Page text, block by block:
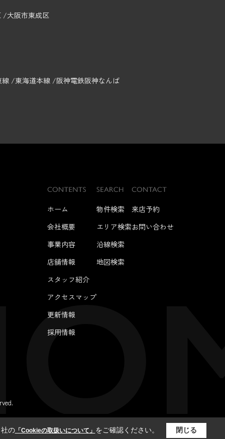
大阪市東成区
線 東海道本線 阪神電鉄阪神なんば
ホーム
会社概要
事業内容
店舗情報
スタッフ紹介
アクセスマップ
更新情報
採用情報
物件検索
エリア検索
沿線検索
地図検索
来店予約
お問い合わせ
の「Cookieの取扱いについて」 をご確認ください。 閉じる